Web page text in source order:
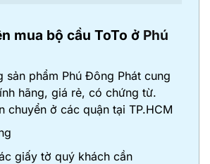
mua bộ cầu ToTo ở Phú
sản phẩm Phú Đông Phát cung
hãng, giá rẻ, có chứng từ.
chuyển ở các quận tại TP.HCM
giấy tờ quý khách cần